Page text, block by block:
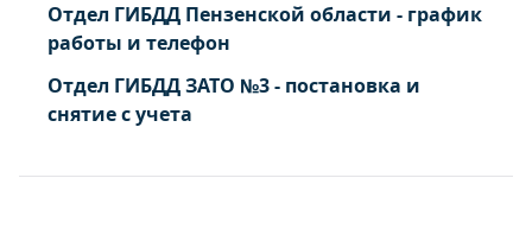
Отдел ГИБДД Пензенской области - график
работы и телефон
Отдел ГИБДД ЗАТО №3 - постановка и
снятие с учета